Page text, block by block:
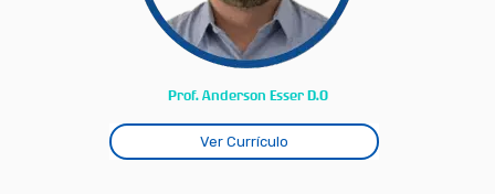
Prof. Anderson Esser D.O
Ver Currículo